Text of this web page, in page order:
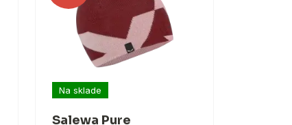
Na sklade
Salewa Pure